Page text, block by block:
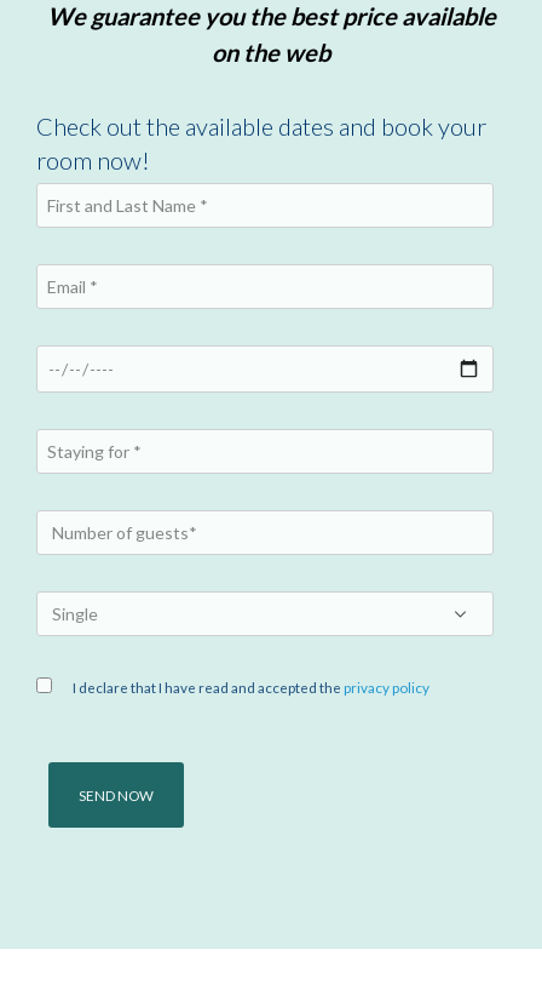
We guarantee you the best price available
on the web
Check out the available dates and book your
room now!
I declare that I have read and accepted the privacy policy